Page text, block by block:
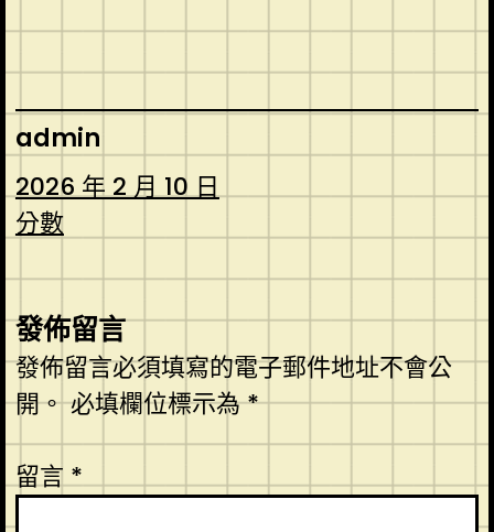
admin
2026 年 2 月 10 日
分數
發佈留言
發佈留言必須填寫的電子郵件地址不會公
開。必填欄位標示為*
留言*